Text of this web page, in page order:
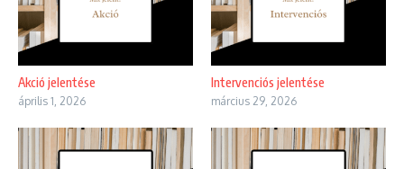
Akció jelentése
április 1, 2026
Intervenciós jelentése
március 29, 2026